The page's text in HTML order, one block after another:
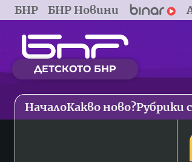
БНР БНР Новини
ДЕТСКОТО БНР
НачалоКакво ново?Рубрики